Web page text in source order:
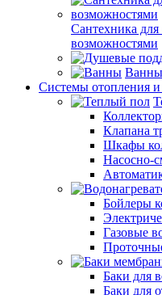
Сантехника
возможностями
Ванны
Системы отопления
Клапана
Шкафы
Насосно-
Бойлеры
Газовые
Баки для
Баки для